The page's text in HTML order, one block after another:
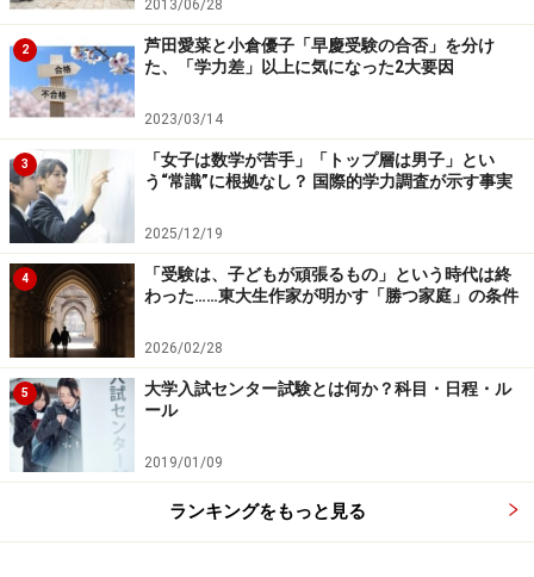
また学習理論では「分散効果」といって、ある程度間隔
を空けて復習した方が学習効果が高いということも示さ
れています。
例えば、高校英語では時制の単元で、時を表す「名詞
節」や「副詞節」について学びます。
【名詞節】
明日、雨が降るかどうかわからない。
I don’t know if it will rain tomorrow.
【副詞節】
明日、雨なら出かけません。
I won’t go out if it rains tomorrow.
名詞節では、「明日、雨が降るかどうか」を未来形を使
2013/06/28
2
芦田愛菜と小倉優子「早慶受験の合否」を分け
た、「学力差」以上に気になった2大要因
2023/03/14
3
「女子は数学が苦手」「トップ層は男子」とい
う“常識”に根拠なし？ 国際的学力調査が示す事実
2025/12/19
4
「受験は、子どもが頑張るもの」という時代は終
わった……東大生作家が明かす「勝つ家庭」の条件
2026/02/28
5
大学入試センター試験とは何か？科目・日程・ル
ール
2019/01/09
ランキングをもっと見る